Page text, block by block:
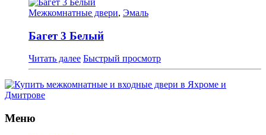
Межкомнатные двери, Эмаль
Багет 3 Белый
Читать далее Быстрый просмотр
Меню